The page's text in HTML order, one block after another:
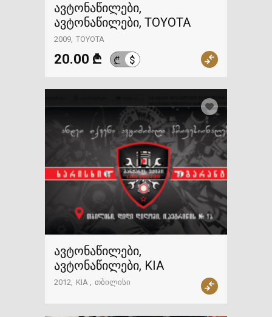
ავტონაწილები,
ავტონაწილები, TOYOTA
2009 TOYOTA
20.00 ₾ ₾ $
ავტონაწილები,
ავტონაწილები, KIA
2012 KIA თბილისი